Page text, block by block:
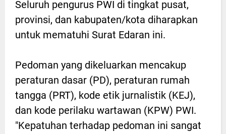
Seluruh pengurus PWI di tingkat pusat,
provinsi, dan kabupaten/kota diharapkan
untuk mematuhi Surat Edaran ini.
Pedoman yang dikeluarkan mencakup
peraturan dasar (PD), peraturan rumah
tangga (PRT), kode etik jurnalistik (KEJ),
dan kode perilaku wartawan (KPW) PWI.
"Kepatuhan terhadap pedoman ini sangat